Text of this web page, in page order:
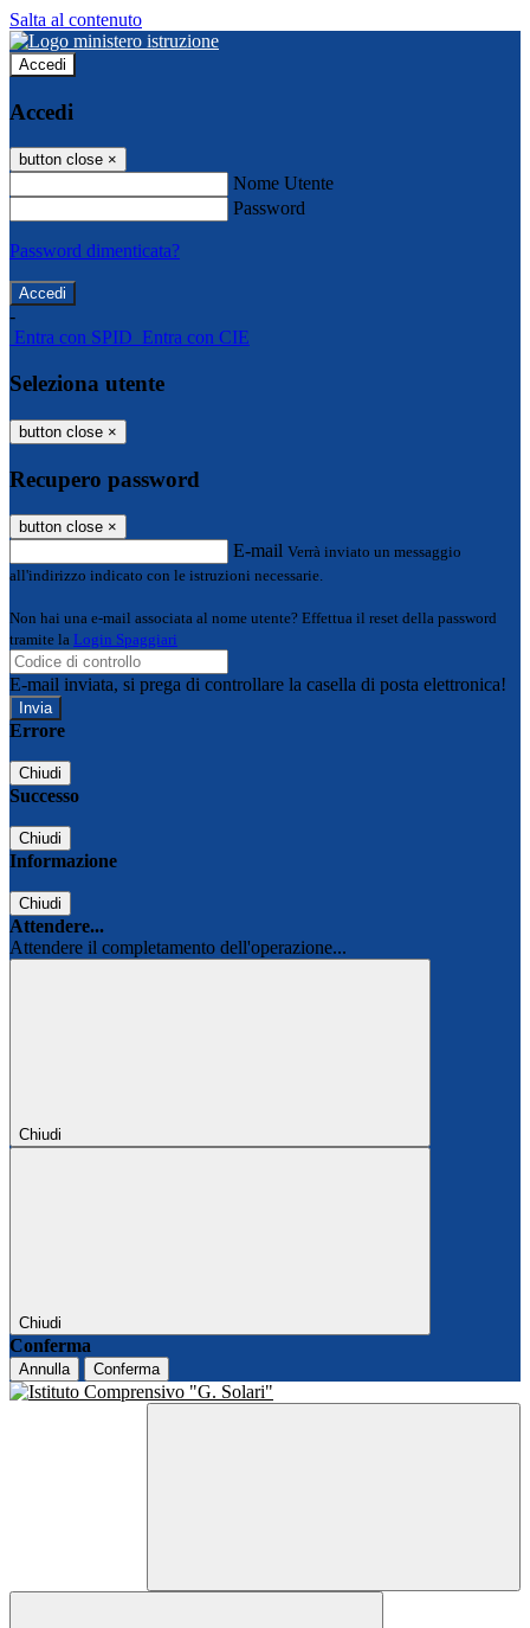
Salta al contenuto
Accedi
Accedi
button close ×
Nome Utente
Password
Password dimenticata?
-
Entra con SPID Entra con CIE
Seleziona utente
button close ×
Recupero password
button close ×
E-mail Verrà inviato un messaggio
all'indirizzo indicato con le istruzioni necessarie.
Non hai una e-mail associata al nome utente? Effettua il reset della password
tramite la Login Spaggiari
E-mail inviata, si prega di controllare la casella di posta elettronica!
Errore
Chiudi
Successo
Chiudi
Informazione
Chiudi
Attendere...
Attendere il completamento dell'operazione...
Chiudi
Chiudi
Conferma
Annulla Conferma